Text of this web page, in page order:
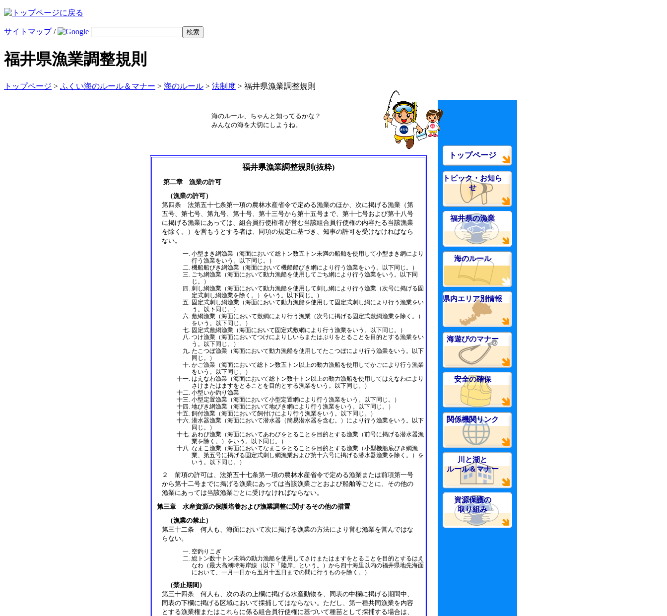
サイトマップ/
福井県漁業調整規則
トップページ > ふくい海のルール＆マナー > 海のルール > 法制度 > 福井県漁業調整規則
海のルール、ちゃんと知ってるかな？
みんなの海を大切にしようね。
福井県漁業調整規則(抜粋)
第二章 漁業の許可
（漁業の許可）
第四条 法第五十七条第一項の農林水産省令で定める漁業のほか、次に掲げる漁業（第
五号、第七号、第九号、第十号、第十三号から第十五号まで、第十七号および第十八号
に掲げる漁業にあっては、組合員行使権者が営む当該組合員行使権の内容たる当該漁業
を除く。）を営もうとする者は、同項の規定に基づき、知事の許可を受けなければなら
ない。
小型まき網漁業（海面において総トン数五トン未満の船舶を使用して小型まき網により
行う漁業をいう。以下同じ。）
機船船びき網漁業（海面において機船船びき網により行う漁業をいう。以下同じ。）
ごち網漁業（海面において動力漁船を使用してごち網により行う漁業をいう。以下同
じ。）
刺し網漁業（海面において動力漁船を使用して刺し網により行う漁業（次号に掲げる固
定式刺し網漁業を除く。）をいう。以下同じ。）
固定式刺し網漁業（海面において動力漁船を使用して固定式刺し網により行う漁業をい
う。以下同じ。）
敷網漁業（海面において敷網により行う漁業（次号に掲げる固定式敷網漁業を除く。）
をいう。以下同じ。）
固定式敷網漁業（海面において固定式敷網により行う漁業をいう。以下同じ。）
つけ漁業（海面においてつけによりしいらまたはぶりをとることを目的とする漁業をい
う。以下同じ。）
たこつぼ漁業（海面において動力漁船を使用してたこつぼにより行う漁業をいう。以下
同じ。）
かご漁業（海面において総トン数五トン以上の動力漁船を使用してかごにより行う漁業
をいう。以下同じ。）
はえなわ漁業（海面において総トン数十トン以上の動力漁船を使用してはえなわにより
さけまたはますをとることを目的とする漁業をいう。以下同じ。）
小型いか釣り漁業
小型定置漁業（海面において小型定置網により行う漁業をいう。以下同じ。）
地びき網漁業（海面において地びき網により行う漁業をいう。以下同じ。）
飼付漁業（海面において飼付けにより行う漁業をいう。以下同じ。）
潜水器漁業（海面において潜水器（簡易潜水器を含む。）により行う漁業をいう。以下
同じ。）
あわび漁業（海面においてあわびをとることを目的とする漁業（前号に掲げる潜水器漁
業を除く。）をいう。以下同じ。）
なまこ漁業（海面においてなまこをとることを目的とする漁業（小型機船底びき網漁
業、第五号に掲げる固定式刺し網漁業および第十六号に掲げる潜水器漁業を除く。）を
いう。以下同じ。）
２ 前項の許可は、法第五十七条第一項の農林水産省令で定める漁業または前項第一号
から第十二号までに掲げる漁業にあっては当該漁業ごとおよび船舶等ごとに、その他の
漁業にあっては当該漁業ごとに受けなければならない。
第三章 水産資源の保護培養および漁業調整に関するその他の措置
（漁業の禁止）
第三十二条 何人も、海面において次に掲げる漁業の方法により営む漁業を営んではな
らない。
空釣りこぎ
総トン数十トン未満の動力漁船を使用してさけまたはますをとることを目的とするはえ
なわ（最大高潮時海岸線（以下「陸岸」という。）から四十海里以内の福井県地先海面
において、一月一日から五月十五日までの間に行うものを除く。）
（禁止期間）
第三十四条 何人も、次の表の上欄に掲げる水産動物を、同表の中欄に掲げる期間中、
同表の下欄に掲げる区域において採捕してはならない。ただし、第一種共同漁業を内容
とする漁業権またはこれらに係る組合員行使権に基づいて種苗として採捕する場合は、
トップページ
トピック・お知ら
せ
福井県の漁業
海のルール
県内エリア別情報
海遊びのマナー
安全の確保
関係機関リンク
川と湖と
ルール＆マナー
資源保護の
取り組み